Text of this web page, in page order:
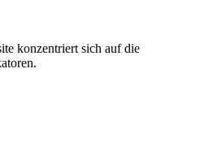
konzentriert sich auf die